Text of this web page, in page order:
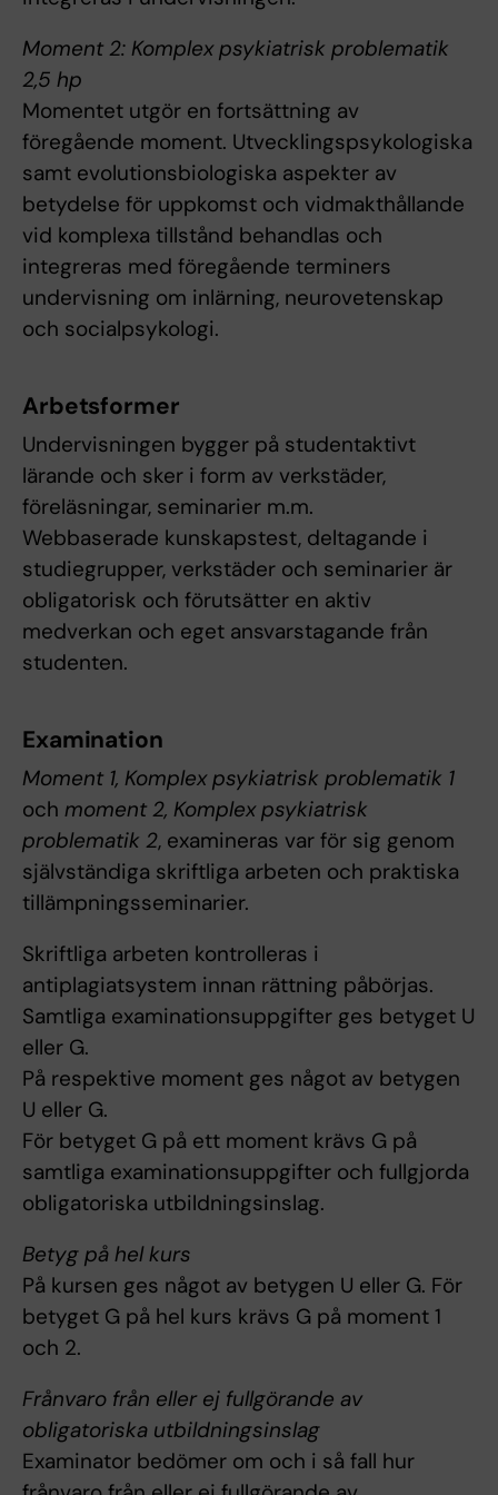
Moment 2: Komplex psykiatrisk problematik
2,5 hp
Momentet utgör en fortsättning av
föregående moment. Utvecklingspsykologiska
samt evolutionsbiologiska aspekter av
betydelse för uppkomst och vidmakthållande
vid komplexa tillstånd behandlas och
integreras med föregående terminers
undervisning om inlärning, neurovetenskap
och socialpsykologi.
Arbetsformer
Undervisningen bygger på studentaktivt
lärande och sker i form av verkstäder,
föreläsningar, seminarier m.m.
Webbaserade kunskapstest, deltagande i
studiegrupper, verkstäder och seminarier är
obligatorisk och förutsätter en aktiv
medverkan och eget ansvarstagande från
studenten.
Examination
Moment 1, Komplex psykiatrisk problematik 1
och moment 2, Komplex psykiatrisk
problematik 2, examineras var för sig genom
självständiga skriftliga arbeten och praktiska
tillämpningsseminarier.
Skriftliga arbeten kontrolleras i
antiplagiatsystem innan rättning påbörjas.
Samtliga examinationsuppgifter ges betyget U
eller G.
På respektive moment ges något av betygen
U eller G.
För betyget G på ett moment krävs G på
samtliga examinationsuppgifter och fullgjorda
obligatoriska utbildningsinslag.
Betyg på hel kurs
På kursen ges något av betygen U eller G. För
betyget G på hel kurs krävs G på moment 1
och 2.
Frånvaro från eller ej fullgörande av
obligatoriska utbildningsinslag
Examinator bedömer om och i så fall hur